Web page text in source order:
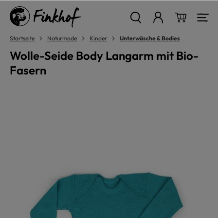
springen
Startseite Naturmode Kinder Unterwäsche & Bodies
Wolle-Seide Body Langarm mit Bio-
Fasern